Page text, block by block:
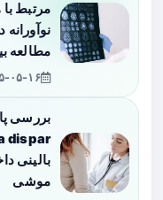
مرتبط
مطالعه
۱۴۰۵-
بررسی
بالینی
موشی